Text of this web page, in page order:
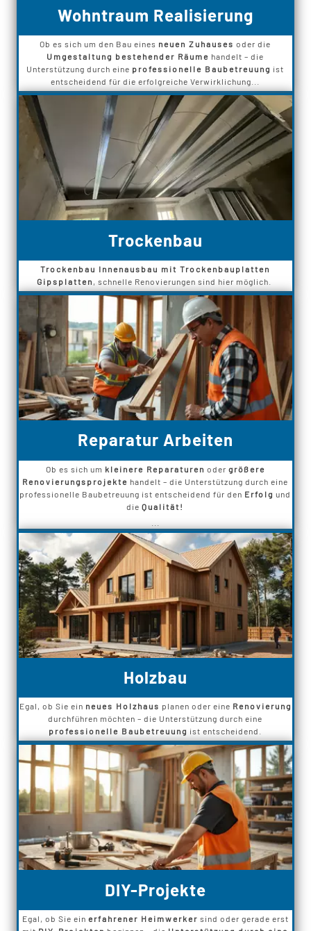
Wohntraum Realisierung
Ob es sich um den Bau eines neuen Zuhauses oder die
Umgestaltung bestehender Räume handelt – die
Unterstützung durch eine professionelle Baubetreuung ist
entscheidend für die erfolgreiche Verwirklichung...
Trockenbau
Trockenbau Innenausbau mit Trockenbauplatten
Gipsplatten , schnelle Renovierungen sind hier möglich.
Reparatur Arbeiten
Ob es sich um kleinere Reparaturen oder größere
Renovierungsprojekte handelt – die Unterstützung durch eine
professionelle Baubetreuung ist entscheidend für den Erfolg und
dieQualität!
Holzbau
Egal, ob Sie ein neues Holzhaus planen oder eine Renovierung
durchführen möchten – die Unterstützung durch eine
professionelle Baubetreuung ist entscheidend.
DIY-Projekte
Egal, ob Sie ein erfahrener Heimwerker sind oder gerade erst